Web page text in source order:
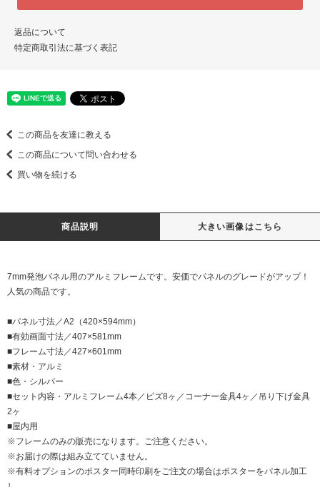
返品について
特定商取引法に基づく表記
この商品を友達に教える
この商品について問い合わせる
買い物を続ける
商品説明 大きい画像はこちら
7mm発泡パネル用のアルミフレームです。安価でパネルのグレードがアップ！
人気の商品です。
■パネル寸法／A2（420×594mm）
■有効画面寸法／407×581mm
■フレーム寸法／427×601mm
■素材・アルミ
■色・シルバー
■セット内容・アルミフレーム4本／ビズ8ヶ／コーナー金具4ヶ／吊り下げ金具
2ヶ
■屋内用
※フレームのみの販売になります。ご注意ください。
※お届けの際は組み立てていません。
※有料オプションのポスター同時印刷をご注文の場合はポスターをパネル加工